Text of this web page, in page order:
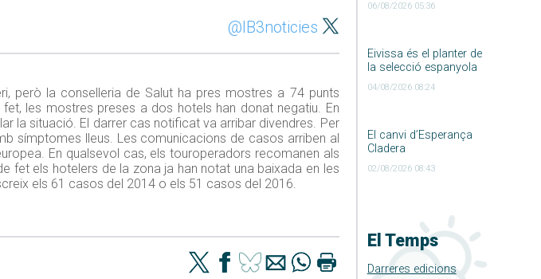
06/08/2026 05:36
Eivissa és el planter de
la selecció espanyola
04/08/2026 08:24
El canvi d’Esperança
Cladera
02/08/2026 08:43
El Temps
Darreres edicions
@IB3noticies
però la conselleria de Salut ha pres mostres a 74 punts
les mostres preses a dos hotels han donat negatiu. En
la situació. El darrer cas notificat va arribar divendres. Per
símptomes lleus. Les comunicacions de casos arriben al
En qualsevol cas, els touroperadors recomanen als
fet els hotelers de la zona ja han notat una baixada en les
els 61 casos del 2014 o els 51 casos del 2016.